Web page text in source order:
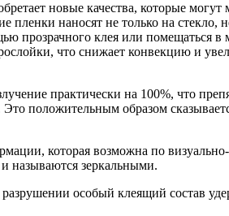
новые качества, которые могут
наносят не только на стекло,
прозрачного клея или помещаться в
что снижает конвекцию и
практически на 100%, что
положительным образом
которая возможна по
называются зеркальными.
особый клеящий состав